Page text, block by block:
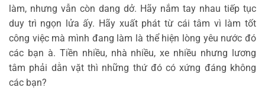
làm, nhưng vẫn còn dang dở. Hãy nắm tay nhau tiếp tục
duy trì ngọn lửa ấy. Hãy xuất phát từ cái tâm vì làm tốt
công việc mà mình đang làm là thể hiện lòng yêu nước đó
các bạn à. Tiền nhiều, nhà nhiều, xe nhiều nhưng lương
tâm phải dằn vặt thì những thứ đó có xứng đáng không
các bạn?